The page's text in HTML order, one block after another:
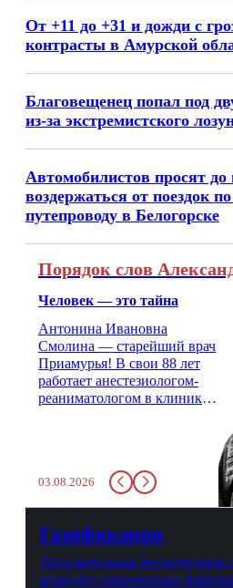
От +11 до +31 и дожди с
контрасты в Амурской
Благовещенец попал под
из-за экстремистского
Автомобилистов просят
воздержаться от поездок
путепроводу в Белогорске
Порядок слов
Человек — это тайна
Антонина Ивановна
Смолина — старейший врач
Приамурья! В свои 88 лет
работает анестезиологом-
реаниматологом в клинике
стажем о жизни, смерти
душе и духе. Откровенно о
03.08.2026
Газификация
Лего-котельная без
возводят современные